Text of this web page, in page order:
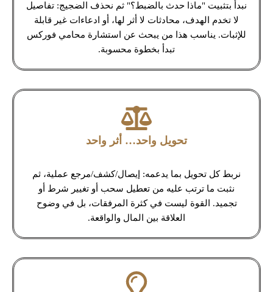
نبدأ بتثبيت "ماذا حدث بالضبط؟" ثم نحذف الضجيج: تفاصيل
لا تخدم الهدف، محادثات لا أثر لها، أو ادعاءات غير قابلة
للإثبات. يناسب هذا من يبحث عن استشارة محامي فوركس
تبدأ بخطوة محسوبة.
تحويل واحد… أثر واحد
نربط كل تحويل بما يدعمه: إيصال/كشف/مرجع عملية، ثم
نثبت ما ترتب عليه من تعطيل سحب أو تغيير شرط أو
تجميد. القوة ليست في كثرة المرفقات، بل في وضوح
العلاقة بين المال والواقعة.